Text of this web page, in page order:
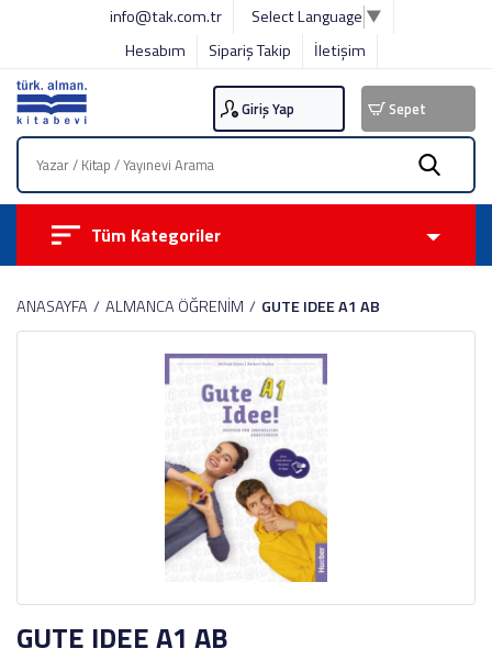
info@tak.com.tr Select Language ▼
Hesabım
Sipariş Takip İletişim
Giriş Yap Sepet
Tüm Kategoriler
ANASAYFA ALMANCA ÖĞRENİM GUTE IDEE A1 AB
GUTE IDEE A1 AB